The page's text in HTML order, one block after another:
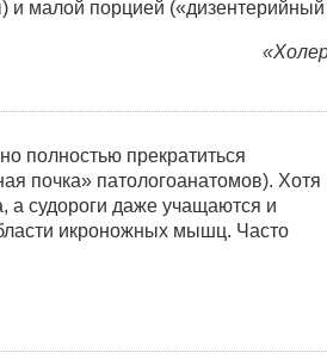
и малой порцией («дизентерийный
полностью прекратиться
почка» патологоанатомов). Хотя
а судороги даже учащаются и
икроножных мышц. Часто